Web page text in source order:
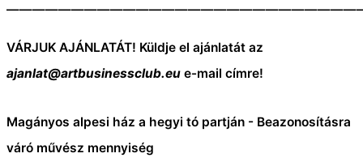
VÁRJUK AJÁNLATÁT! Küldje el ajánlatát az
ajanlat@artbusinessclub.eu e-mail címre!
Magányos alpesi ház a hegyi tó partján - Beazonosításra
váró művész mennyiség